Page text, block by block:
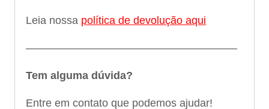
Leia nossa política de devolução aqui
———————————————————–
Tem alguma dúvida?
Entre em contato que podemos ajudar!